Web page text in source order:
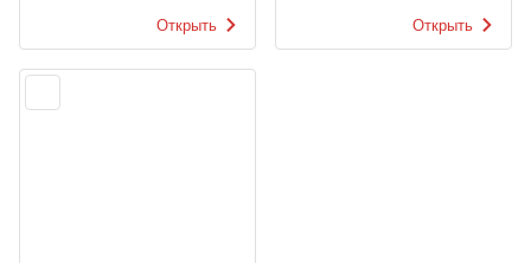
Открыть Открыть